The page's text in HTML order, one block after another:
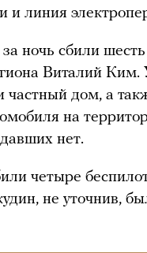
и линия
ночь сбили
Виталий Ким.
частный дом, а
на
нет.
четыре
не уточнив,